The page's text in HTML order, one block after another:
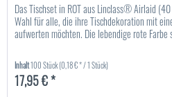
Das Tischset in ROT aus Linclass® Airlaid
Wahl für alle, die ihre Tischdekoration mit
aufwerten möchten. Die lebendige rote
Inhalt100 Stück(0,18 € * / 1 Stück)
17,95 € *